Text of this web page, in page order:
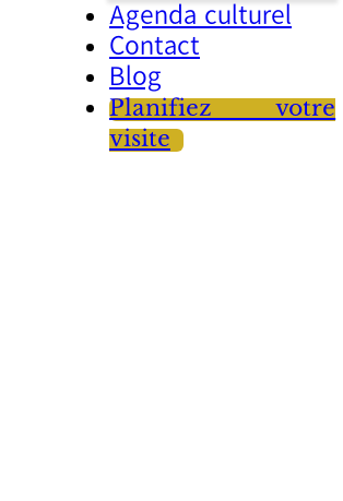
Agenda culturel
Contact
Blog
Planifiez votre
visite